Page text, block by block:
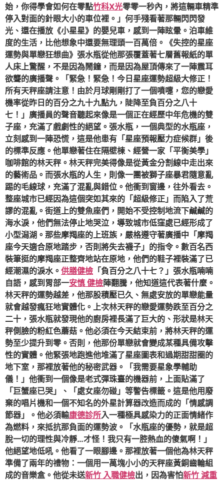
始，你得學會如何在零點竹科X光零零一秒內，將這輛車精準
停入對面的針眼大小的車位裡。」何手殘看著那輛閃閃發
光、還在播放《小星星》的嬰兒車，感到一陣眩暈。泊車維
度的生活，比他想象中還要無理頭一百萬倍。《失控的星座
運勢與單戀狂想曲》張水瓶從他那張覆蓋著七層舊報紙的單
人床上驚醒，不是因為鬧鐘，而是因為屋頂傳來了一陣震耳
欲聾的廣播聲。「緊急！緊急！今日星座運勢超級大修正！
所有天秤座請注意！由於月球剛剛打了一個噴嚏，您的戀愛
機率從昨日的百分之九十九點九，陡降至負百分之八十
七！」廣播員的聲音聽起來像是一個正在經歷中年危機的雙
子座，充滿了戲劇性的絕望。張水瓶，一個典型的水瓶座，
立刻感到一陣恐慌，這是他患有「星座預報壓力症候群」後
的標準反應。他單戀著住在隔壁棟、經營一家「平衡美學」
咖啡館的林天秤。林天秤完美得像是從黃金分割線中走出來
的藝術品。而張水瓶的人生，則像一團被獅子座暴君隨意亂
踢的毛線球，充滿了混亂與錯位。他衝到窗邊，往外看去。
整座城市已經因為這個突如其來的「超級修正」而陷入了荒
謬的混亂。街道上的雙魚座們，開始不受控制地流下鹹鹹的
海水淚，他們無法停止地哭泣，導致城市低窪處已經形成了
小型潟湖。那些摩羯座的上班族，嚴格遵守著廣播中「摩羯
座今天適合原地踏步，否則將失去襪子」的指令。數百名西
裝筆挺的摩羯座正整齊地站在原地，他們的鞋子裡裝滿了已
經潮濕的淚水。 供膳健檢 「負百分之八十七？」張水瓶喃喃
自語，感到胃部一安慎 健檢陣翻騰，他知道這代表著什麼。
林天秤的運勢越差，他那股積壓已久、無處安放的單戀能量
就會越發瘋狂地實體化。上次林天秤的戀愛運勢跌至百分之
二十，張水瓶就發現他的廚房裡長滿了巨大的、形狀是林天
秤側臉的粉紅色蘑菇。他必須在今天結束前，將林天秤的運
勢至少提升到零。否則，他那份單戀就會變成某種具備攻擊
性的實體。他緊張地跑進他堆滿了星座圖表和過期甜甜圈的
地下室，那裡放著他的秘密武器。「我需要星象學輔助
儀！」他衝到一個像是老式彈珠臺的機器前，上面貼滿了
「巨蟹座已哭」、「處女座勿碰」等警告標籤。這是他用廢
棄的唱片機和一個不知名的外星計算器改造而成的「情感調
節器」。他必須輸康德診所入一種極具感染力的正面情緒作
為燃料，來抵抗那負面的運勢波。「水瓶座的優勢，就是超
脫一切的理性與冷靜…才怪！我只有一腔熱血的傻氣啊！」
他絕望地低吼。他看了一眼腳邊。那裡放著一個他為林天秤
準備了兩年的禮物：一個用一萬塊小小的天秤座黃銅齒輪組
成的音樂盒。他從未送新竹 入職健檢出，因為害怕新竹 減重